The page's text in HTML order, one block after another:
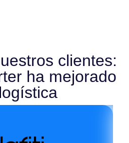
clientes:
ha mejorado